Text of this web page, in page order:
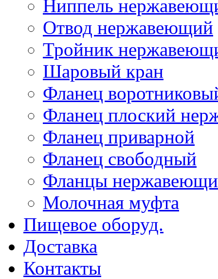
Ниппель
Отвод нержавеющий
Тройник
Шаровый кран
Фланец
Фланец плоский
Фланец приварной
Фланец свободный
Фланцы
Молочная муфта
Пищевое оборуд.
Доставка
Контакты